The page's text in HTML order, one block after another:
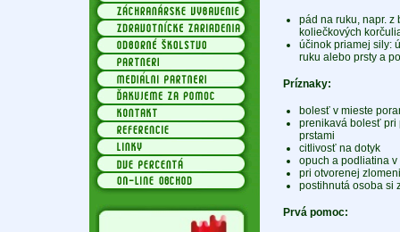
pád na ruku, napr. z
koliečkových
účinok priamej sily:
ruku alebo prsty a
Príznaky:
bolesť v mieste
prenikavá bolesť pri
prstami
citlivosť na dotyk
opuch a podliatina
pri otvorenej
postihnutá osoba si
Prvá pomoc: